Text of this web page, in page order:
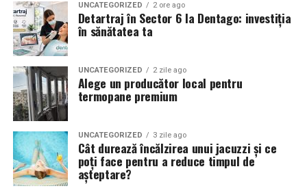
UNCATEGORIZED 2 ore ago
Detartraj în Sector 6 la Dentago: investiția
în sănătatea ta
UNCATEGORIZED 2 zile ago
Alege un producător local pentru
termopane premium
UNCATEGORIZED 3 zile ago
Cât durează încălzirea unui jacuzzi și ce
poți face pentru a reduce timpul de
așteptare?